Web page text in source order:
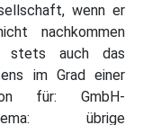
wenn er
nachkommen
stets auch das
im Grad einer
für: GmbH-
übrige